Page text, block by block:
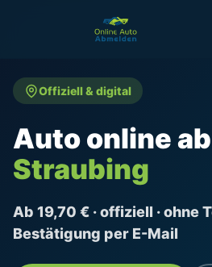
Offiziell & digital
Auto online
Straubing
Ab 19,70 € · offiziell · ohne
Bestätigung per E-Mail